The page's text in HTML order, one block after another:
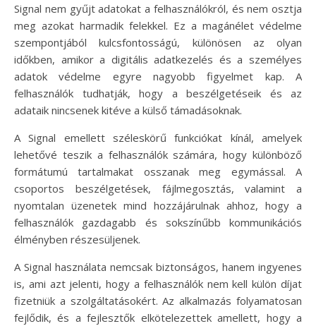
Signal nem gyűjt adatokat a felhasználókról, és nem osztja
meg azokat harmadik felekkel. Ez a magánélet védelme
szempontjából kulcsfontosságú, különösen az olyan
időkben, amikor a digitális adatkezelés és a személyes
adatok védelme egyre nagyobb figyelmet kap. A
felhasználók tudhatják, hogy a beszélgetéseik és az
adataik nincsenek kitéve a külső támadásoknak.
A Signal emellett széleskörű funkciókat kínál, amelyek
lehetővé teszik a felhasználók számára, hogy különböző
formátumú tartalmakat osszanak meg egymással. A
csoportos beszélgetések, fájlmegosztás, valamint a
nyomtalan üzenetek mind hozzájárulnak ahhoz, hogy a
felhasználók gazdagabb és sokszínűbb kommunikációs
élményben részesüljenek.
A Signal használata nemcsak biztonságos, hanem ingyenes
is, ami azt jelenti, hogy a felhasználók nem kell külön díjat
fizetniük a szolgáltatásokért. Az alkalmazás folyamatosan
fejlődik, és a fejlesztők elkötelezettek amellett, hogy a